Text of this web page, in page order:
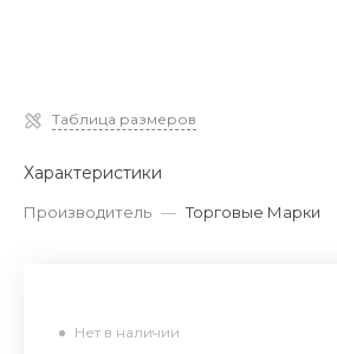
Таблица размеров
Характеристики
Производитель — Торговые Марки
Нет в наличии